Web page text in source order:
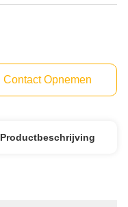
Contact Opnemen
Productbeschrijving